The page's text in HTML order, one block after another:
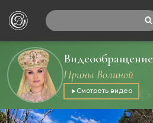
Видеообращение
Ирины Волиной
Смотреть видео